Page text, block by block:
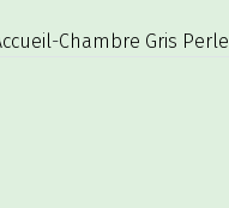
-Chambre Gris Perle